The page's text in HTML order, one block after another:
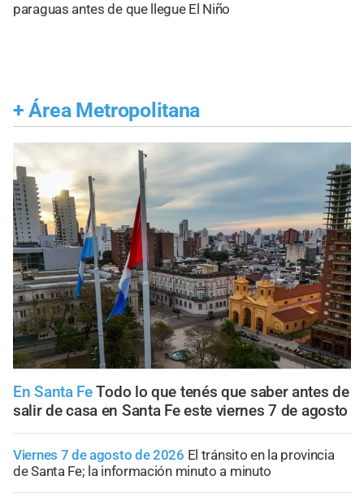
paraguas antes de que llegue El Niño
+ Área Metropolitana
En Santa FeTodo lo que tenés que saber antes de
salir de casa en Santa Fe este viernes 7 de agosto
Viernes 7 de agosto de 2026 El tránsito en la provincia
de Santa Fe; la información minuto a minuto